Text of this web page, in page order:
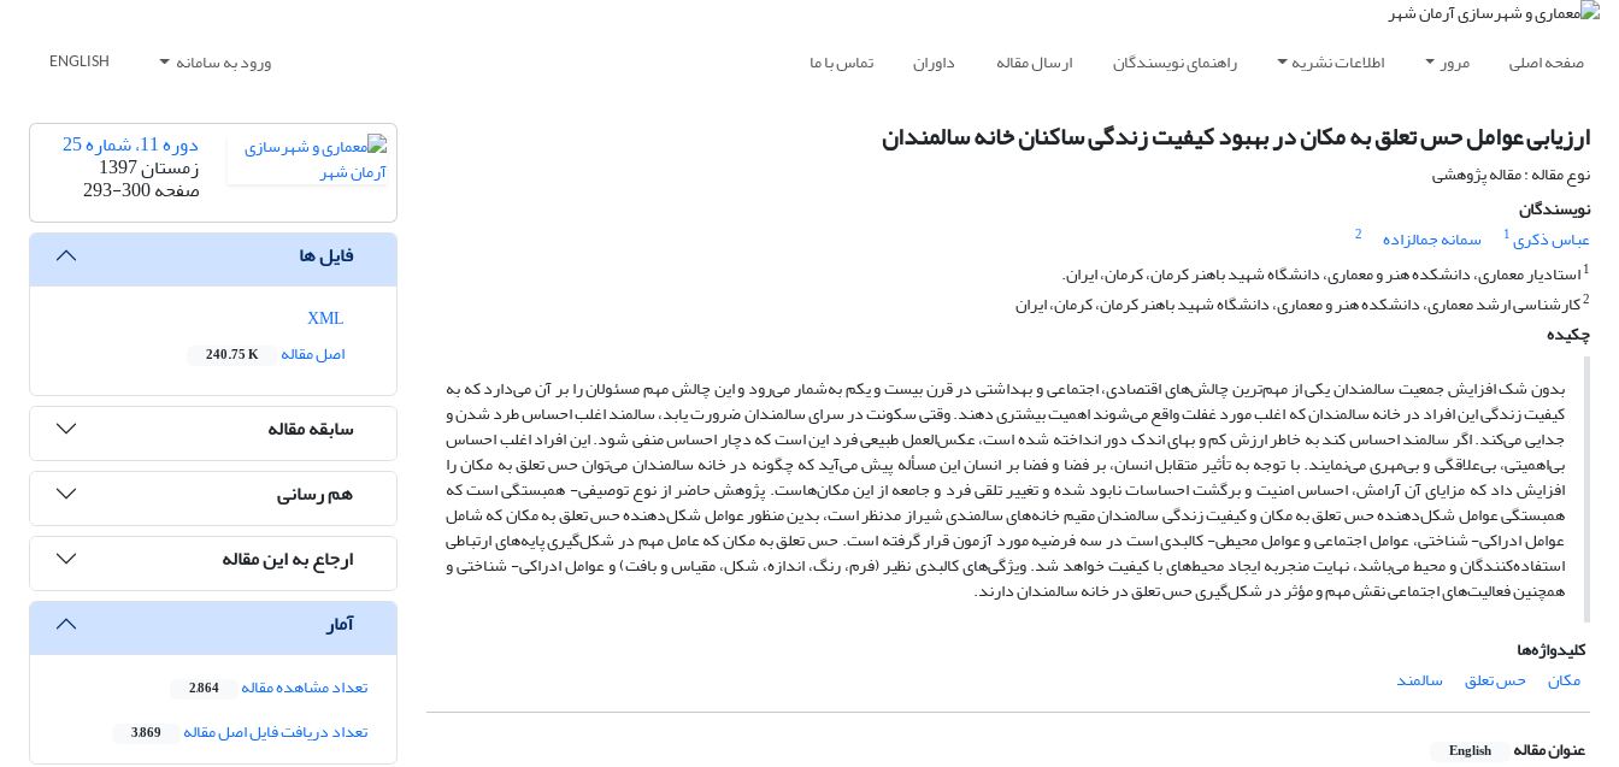
صفحه اصلی مرور اطلاعات نشریه راهنمای نویسندگان ارسال مقاله داوران تماس با ما ورود به سامانه ENGLISH
ارزیابی عوامل حس تعلق به مکان در بهبود کیفیت زندگی ساکنان خانه سالمندان
نوع مقاله : مقاله پژوهشی
نویسندگان
عباس ذکری1 سمانه جمالزاده
2
1استادیار معماری، دانشکده هنر و معماری، دانشگاه شهید باهنر کرمان، کرمان، ایران.
2کارشناسی ارشد معماری، دانشکده هنر و معماری، دانشگاه شهید باهنر کرمان، کرمان، ایران
چکیده
بدون شک افزایش جمعیت سالمندان یکی از مهم‌ترین چالش‌های اقتصادی، اجتماعی و بهداشتی در قرن بیست و یکم به‌شمار می‌رود و این چالش مهم مسئولان را بر آن می‌دارد که به
کیفیت زندگی این افراد در خانه سالمندان که اغلب مورد غفلت واقع می‌شوند اهمیت بیشتری دهند. وقتی سکونت در سرای سالمندان ضرورت یابد، سالمند اغلب احساس طرد شدن و
جدایی می‌کند. اگر سالمند احساس کند به خاطر ارزش کم و بهای اندک دور انداخته شده است، عکس‌العمل ‌طبیعی فرد این است که دچار احساس منفی شود. این افراد اغلب احساس
بی‌اهمیتی، بی‌علاقگی و بی‌مهری می‌نمایند. با توجه به تأثیر متقابل انسان، بر فضا و فضا بر انسان این مسأله پیش می‌آید که چگونه در خانه سالمندان می‌توان حس تعلق به مکان را
افزایش داد که مزایای آن آرامش، احساس امنیت و برگشت احساسات نابود شده و تغییر تلقی فرد و جامعه از این مکان‌هاست. پژوهش حاضر از نوع توصیفی- همبستگی است که
همبستگی عوامل شکل‌دهنده حس تعلق به مکان و کیفیت زندگی سالمندان مقیم خانه‌های سالمندی شیراز مد‌نظر است، بدین منظور عوامل شکل‌دهنده حس تعلق به مکان که شامل
عوامل ادراکی- شناختی، عوامل اجتماعی و عوامل محیطی- کالبدی است در سه فرضیه مورد آزمون قرار گرفته است. حس تعلق به مکان که عامل مهم در شکل‌گیری پایه‌های ارتباطی
استفاده‌کنندگان و محیط می‌باشد، نهایت منجر‌به ایجاد محیط‌های با کیفیت خواهد شد. ویژگی‌های کالبدی نظیر (فرم، رنگ، اندازه، شکل، مقیاس و بافت) و عوامل ادراکی- شناختی و
همچنین فعالیت‌های اجتماعی نقش مهم و مؤثر در شکل‌گیری حس تعلق در خانه سالمندان دارند.
کلیدواژه‌ها
مکان
حس تعلق سالمند
عنوان مقاله English
دوره 11، شماره 25
زمستان 1397
صفحه293-300
فایل ها
اصل مقاله
240.75 K
سابقه مقاله
هم رسانی
ارجاع به این مقاله
آمار
تعداد مشاهده مقاله 2,864
تعداد دریافت فایل اصل مقاله 3,869